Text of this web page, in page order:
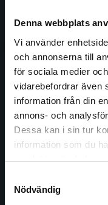
Denna webbplats
Vi använder
och annonserna till
för sociala medier
vidarebefordrar även
information från din
annons- och
Dessa kan i sin tur
information som du
Nödvändig
Det verkar som
Sverige. För att
såväl barn som vuxna.
Nypon och Vilja
Kontakta oss
Kontakta oss
046-31 20 00
Box 141
Besöksadress:
Åkergränden 1